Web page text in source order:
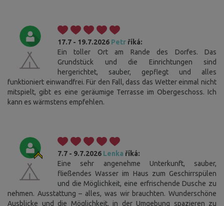
17.7 - 19.7.2026 Petr říká:
Ein toller Ort am Rande des Dorfes. Das
Grundstück und die Einrichtungen sind
hergerichtet, sauber, gepflegt und alles
funktioniert einwandfrei. Für den Fall, dass das Wetter einmal nicht
mitspielt, gibt es eine geräumige Terrasse im Obergeschoss. Ich
kann es wärmstens empfehlen.
7.7 - 9.7.2026 Lenka říká:
Eine sehr angenehme Unterkunft, sauber,
fließendes Wasser im Haus zum Geschirrspülen
und die Möglichkeit, eine erfrischende Dusche zu
nehmen. Ausstattung – alles, was wir brauchten. Wunderschöne
Ausblicke und die Möglichkeit, in der Umgebung spazieren zu